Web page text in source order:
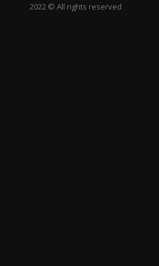
2022 © All rights reserved